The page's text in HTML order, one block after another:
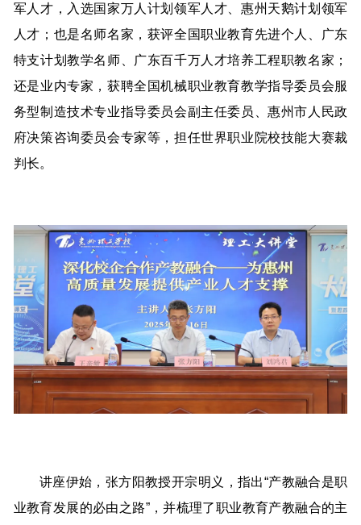
军人才，入选国家万人计划领军人才、惠州天鹅计划领军
人才；也是名师名家，获评全国职业教育先进个人、广东
特支计划教学名师、广东百千万人才培养工程职教名家；
还是业内专家，获聘全国机械职业教育教学指导委员会服
务型制造技术专业指导委员会副主任委员、惠州市人民政
府决策咨询委员会专家等，担任世界职业院校技能大赛裁
判长。
讲座伊始，张方阳教授开宗明义，指出“产教融合是职
业教育发展的必由之路”，并梳理了职业教育产教融合的主